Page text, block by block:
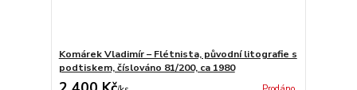
Komárek Vladimír – Flétnista, původní litografie s
podtiskem, číslováno 81/200, ca 1980